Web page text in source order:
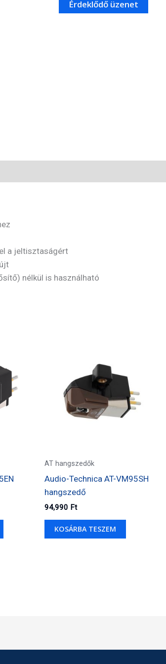
MONO3
a jeltisztaságért
nélkül is használható
AT hangszedők
Audio-Technica AT-VM95SH
hangszedő
94,990 Ft
KOSÁRBA TESZEM